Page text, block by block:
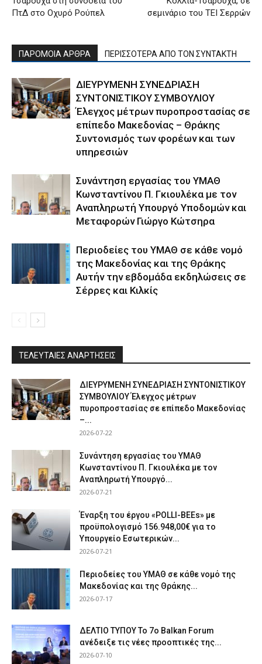
ΠτΔ στο Οχυρό Ρούπελ
σεμινάριο του ΤΕΙ Σερρών
ΠΑΡΟΜΟΙΑ ΑΡΘΡΑ ΠΕΡΙΣΣΟΤΕΡΑ ΑΠΟ ΤΟΝ ΣΥΝΤΑΚΤΗ
ΔΙΕΥΡΥΜΕΝΗ ΣΥΝΕΔΡΙΑΣΗ
ΣΥΝΤΟΝΙΣΤΙΚΟΥ ΣΥΜΒΟΥΛΙΟΥ
Έλεγχος μέτρων πυροπροστασίας σε
επίπεδο Μακεδονίας – Θράκης
Συντονισμός των φορέων και των
υπηρεσιών
Συνάντηση εργασίας του ΥΜΑΘ
Κωνσταντίνου Π. Γκιουλέκα με τον
Αναπληρωτή Υπουργό Υποδομών και
Μεταφορών Γιώργο Κώτσηρα
Περιοδείες του ΥΜΑΘ σε κάθε νομό
της Μακεδονίας και της Θράκης
Αυτήν την εβδομάδα εκδηλώσεις σε
Σέρρες και Κιλκίς
ΤΕΛΕΥΤΑΙΕΣ ΑΝΑΡΤΗΣΕΙΣ
ΔΙΕΥΡΥΜΕΝΗ ΣΥΝΕΔΡΙΑΣΗ ΣΥΝΤΟΝΙΣΤΙΚΟΥ
ΣΥΜΒΟΥΛΙΟΥ Έλεγχος μέτρων
πυροπροστασίας σε επίπεδο Μακεδονίας
–...
2026-07-22
Συνάντηση εργασίας του ΥΜΑΘ
Κωνσταντίνου Π. Γκιουλέκα με τον
Αναπληρωτή Υπουργό...
2026-07-21
Έναρξη του έργου «POLLI-BEEs» με
προϋπολογισμό 156.948,00€ για το
Υπουργείο Εσωτερικών...
2026-07-21
Περιοδείες του ΥΜΑΘ σε κάθε νομό της
Μακεδονίας και της Θράκης...
2026-07-17
ΔΕΛΤΙΟ ΤΥΠΟΥ Το 7ο Balkan Forum
ανέδειξε τις νέες προοπτικές της...
2026-07-10